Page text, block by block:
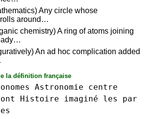
Any circle whose
around…
chemistry) A ring of atoms joining
An ad hoc complication added
la définition française
Astronomie
centre
Histoire imaginé les
par